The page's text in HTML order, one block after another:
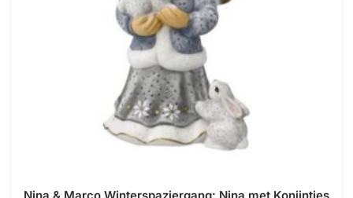
Nina & Marco Winterspaziergang: Nina met Konijntjes